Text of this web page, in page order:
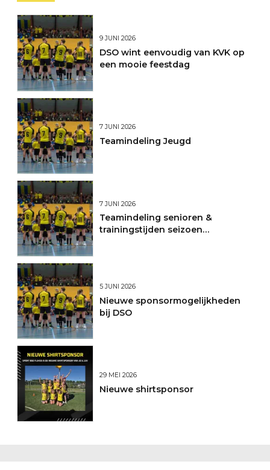
9 JUNI 2026
DSO wint eenvoudig van KVK op
een mooie feestdag
7 JUNI 2026
Teamindeling Jeugd
7 JUNI 2026
Teamindeling senioren &
trainingstijden seizoen
5 JUNI 2026
Nieuwe sponsormogelijkheden
bij DSO
29 MEI 2026
Nieuwe shirtsponsor